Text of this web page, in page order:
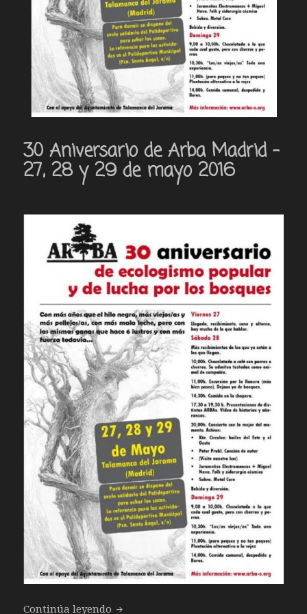
30 Aniversario de Arba Madrid –
27, 28 y 29 de mayo 2016
Continúa leyendo 30 Aniversario de Arba Madrid – 27,